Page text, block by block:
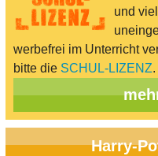
und
werbefrei im Unterricht
bitte die SCHUL-LIZENZ
Harry-